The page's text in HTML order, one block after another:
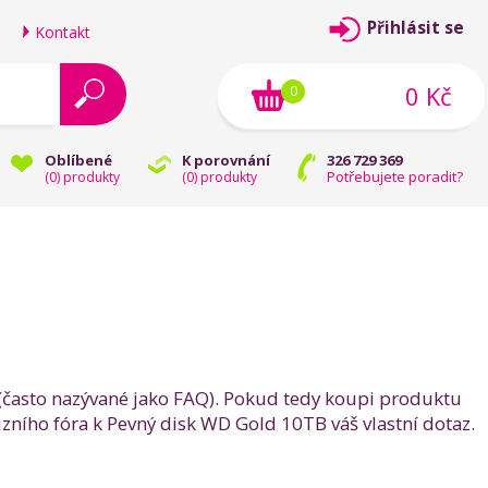
Kontakt
Oblíbené
(0) produkty
K porovnání
(0) produkty
326 729 369
Potřebujete poradit?
Přihlásit se
0 Kč
0
nazývané jako FAQ). Pokud tedy koupi produktu
fóra k Pevný disk WD Gold 10TB váš vlastní dotaz.